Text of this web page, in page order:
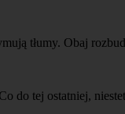
tłumy. Obaj
do tej ostatniej,